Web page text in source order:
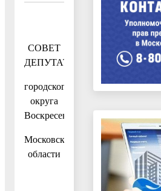
СОВЕТ
ДЕПУТАТОВ
городского
округа
Воскресенск
Московской
области